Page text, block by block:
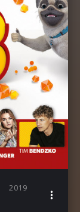
2019